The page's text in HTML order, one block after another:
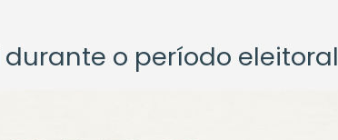
o período eleitoral